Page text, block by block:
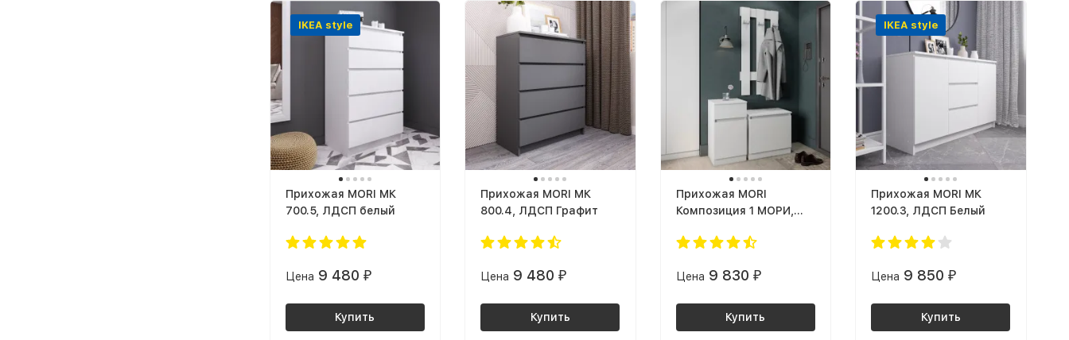
IKEA style
Прихожая MORI МК
700.5, ЛДСП белый
Цена 9 480 ₽
Купить
Прихожая MORI МК
800.4, ЛДСП Графит
Цена 9 480 ₽
Купить
Прихожая MORI
Композиция 1 МОРИ,
Цена 9 830 ₽
Купить
IKEA style
Прихожая MORI МК
1200.3, ЛДСП Белый
Цена 9 850 ₽
Купить